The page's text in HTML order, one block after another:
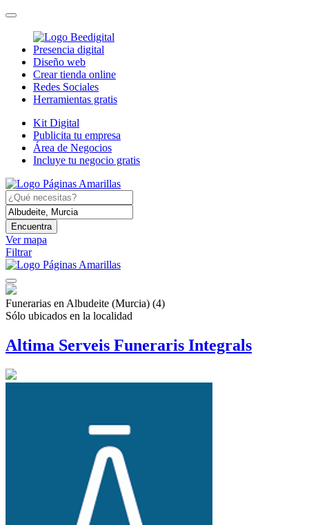
Presencia digital
Diseño web
Crear tienda online
Redes Sociales
Herramientas gratis
Kit Digital
Publicita tu empresa
Área de Negocios
Incluye tu negocio gratis
Encuentra
Ver mapa
Filtrar
Funerarias en Albudeite (Murcia) (4)
Sólo ubicados en la localidad
Altima Serveis Funeraris Integrals